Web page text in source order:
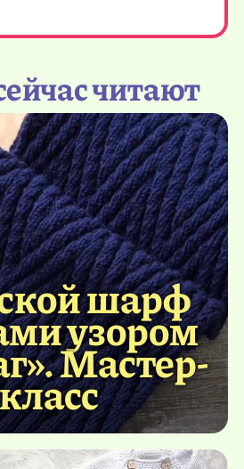
читают
шарф
узором
Мастер-